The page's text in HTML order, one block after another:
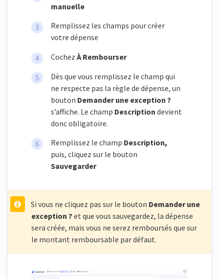
manuelle
Remplissez les champs pour créer
votre dépense
Cochez À Rembourser
Dès que vous remplissez le champ qui
ne respecte pas la règle de dépense, un
bouton Demander une exception ?
s’affiche. Le champ Description devient
donc obligatoire.
Remplissez le champ Description,
puis, cliquez sur le bouton
Sauvegarder
Si vous ne cliquez pas sur le bouton Demander une
exception ? et que vous sauvegardez, la dépense
sera créée, mais vous ne serez remboursés que sur
le montant remboursable par défaut.